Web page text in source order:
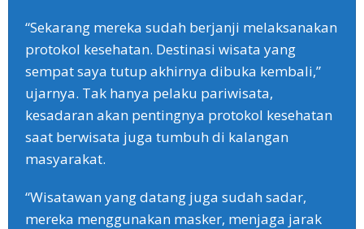
“Sekarang mereka sudah berjanji melaksanakan
protokol kesehatan. Destinasi wisata yang
sempat saya tutup akhirnya dibuka kembali,”
ujarnya. Tak hanya pelaku pariwisata,
kesadaran akan pentingnya protokol kesehatan
saat berwisata juga tumbuh di kalangan
masyarakat.
“Wisatawan yang datang juga sudah sadar,
mereka menggunakan masker, menjaga jarak